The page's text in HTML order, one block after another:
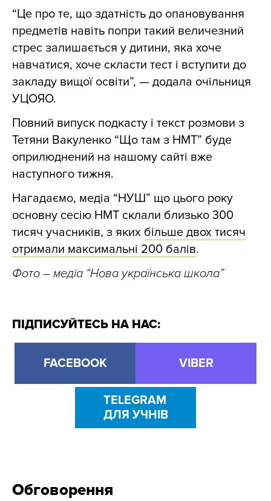
“Це про те, що здатність до опановування
предметів навіть попри такий величезний
стрес залишається у дитини, яка хоче
навчатися, хоче скласти тест і вступити до
закладу вищої освіти”, — додала очільниця
УЦОЯО.
Повний випуск подкасту і текст розмови з
Тетяни Вакуленко “Що там з НМТ” буде
оприлюднений на нашому сайті вже
наступного тижня.
Нагадаємо, медіа “НУШ” що цього року
основну сесію НМТ склали близько 300
тисяч учасників, з яких більше двох тисяч
отримали максимальні 200 балів.
Фото – медіа “Нова українська школа”
ПІДПИСУЙТЕСЬ НА НАС:
FACEBOOK VIBER
TELEGRAM
ДЛЯ УЧНІВ
Обговорення